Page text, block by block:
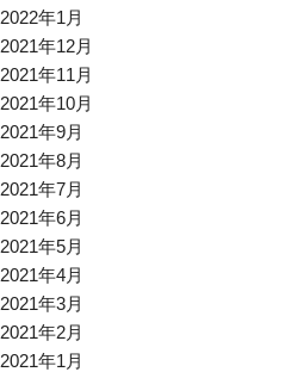
2022年1月
2021年12月
2021年11月
2021年10月
2021年9月
2021年8月
2021年7月
2021年6月
2021年5月
2021年4月
2021年3月
2021年2月
2021年1月